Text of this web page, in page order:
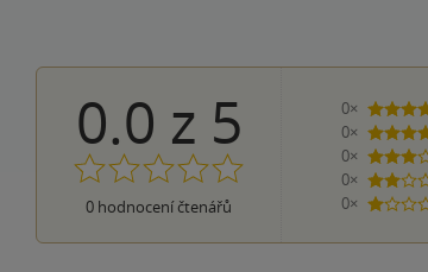
0.0 z 5
0 hodnocení čtenářů
0×
0×
0×
3
0×
2
0×
1